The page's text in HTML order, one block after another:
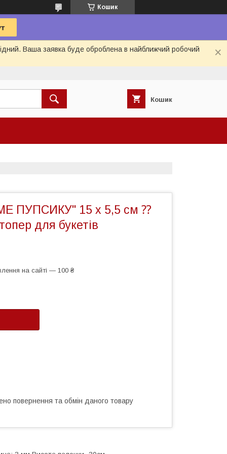
Кошик
Ваша заявка буде оброблена в найближчий робочий
Кошик
ПУПСИКУ" 15 х 5,5 см ⁇
для букетів
на сайті — 100 ₴
повернення та обмін даного товару